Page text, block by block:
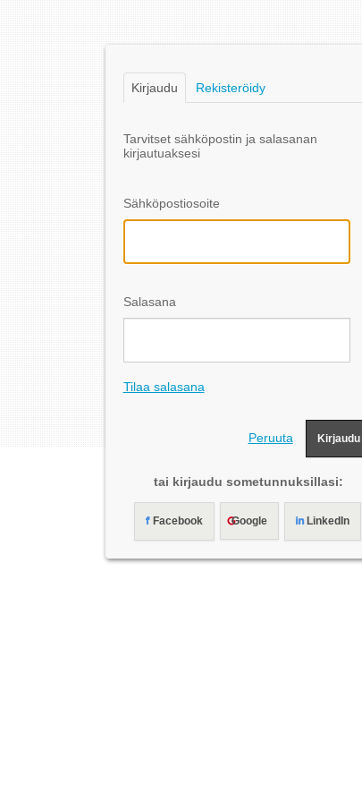
Kirjaudu Rekisteröidy
Tarvitset sähköpostin ja salasanan
kirjautuaksesi
Sähköpostiosoite
Salasana
Tilaa salasana
Peruuta
tai kirjaudu sometunnuksillasi:
Facebook Google LinkedIn